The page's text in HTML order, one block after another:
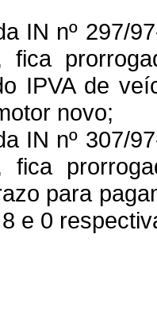
IN nº 297/
fica
IPVA de
novo;
IN nº 307/
fica
para
e 0